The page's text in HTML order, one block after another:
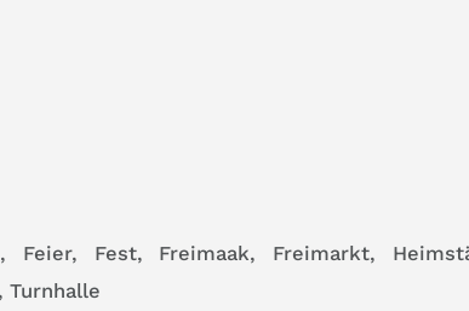
, Feier, Fest, Freimaak, Freimarkt,
Turnhalle